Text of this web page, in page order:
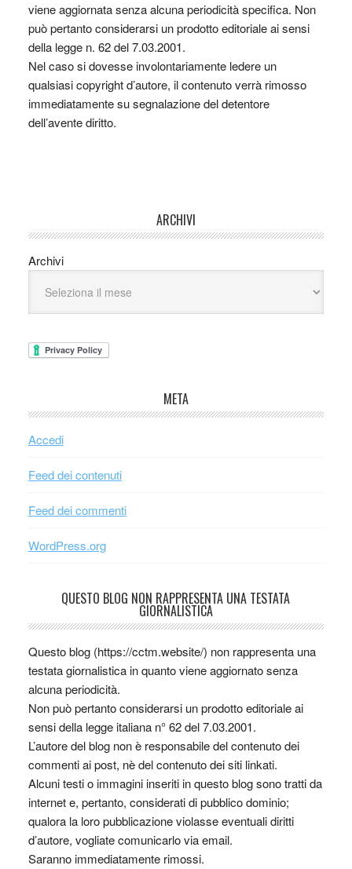
viene aggiornata senza alcuna periodicità specifica. Non
può pertanto considerarsi un prodotto editoriale ai sensi
della legge n. 62 del 7.03.2001.
Nel caso si dovesse involontariamente ledere un
qualsiasi copyright d’autore, il contenuto verrà rimosso
immediatamente su segnalazione del detentore
dell’avente diritto.
ARCHIVI
Archivi
META
Accedi
Feed dei contenuti
Feed dei commenti
WordPress.org
QUESTO BLOG NON RAPPRESENTA UNA TESTATA
GIORNALISTICA
Questo blog (https://cctm.website/) non rappresenta una
testata giornalistica in quanto viene aggiornato senza
alcuna periodicità.
Non può pertanto considerarsi un prodotto editoriale ai
sensi della legge italiana n° 62 del 7.03.2001.
L’autore del blog non è responsabile del contenuto dei
commenti ai post, nè del contenuto dei siti linkati.
Alcuni testi o immagini inseriti in questo blog sono tratti da
internet e, pertanto, considerati di pubblico dominio;
qualora la loro pubblicazione violasse eventuali diritti
d’autore, vogliate comunicarlo via email.
Saranno immediatamente rimossi.